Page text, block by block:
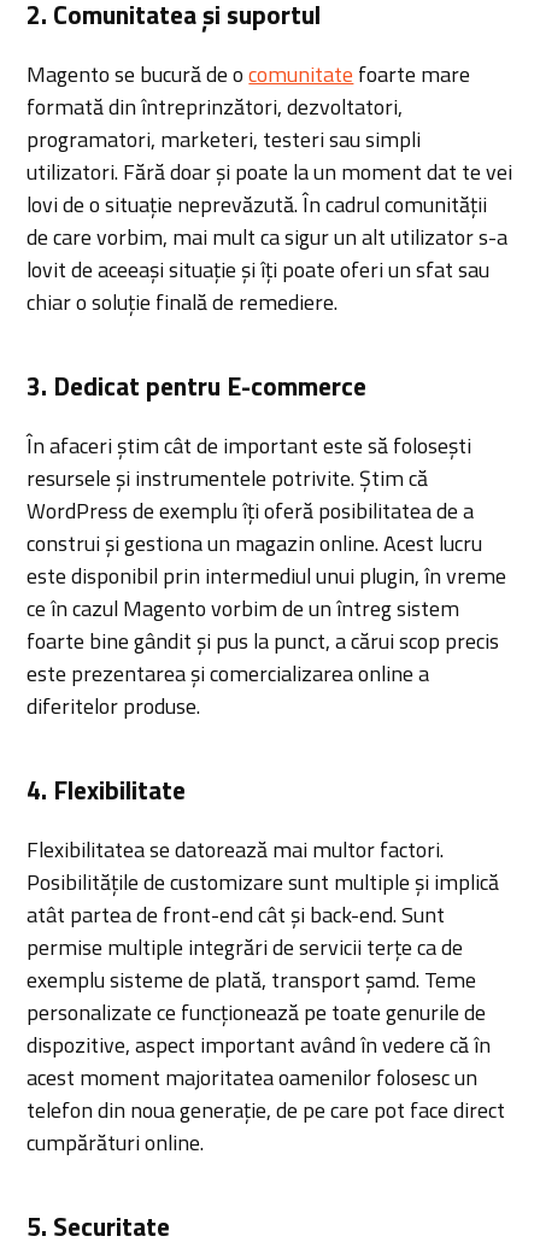
2. Comunitatea și suportul
Magento se bucură de ocomunitate foarte mare
formată din întreprinzători, dezvoltatori,
programatori, marketeri, testeri sau simpli
utilizatori. Fără doar și poate la un moment dat te vei
lovi de o situație neprevăzută. În cadrul comunității
de care vorbim, mai mult ca sigur un alt utilizator s-a
lovit de aceeași situație și îți poate oferi un sfat sau
chiar o soluție finală de remediere.
3. Dedicat pentru E-commerce
În afaceri știm cât de important este să folosești
resursele și instrumentele potrivite. Știm că
WordPress de exemplu îți oferă posibilitatea de a
construi și gestiona un magazin online. Acest lucru
este disponibil prin intermediul unui plugin, în vreme
ce în cazul Magento vorbim de un întreg sistem
foarte bine gândit și pus la punct, a cărui scop precis
este prezentarea și comercializarea online a
diferitelor produse.
4. Flexibilitate
Flexibilitatea se datorează mai multor factori.
Posibilitățile de customizare sunt multiple și implică
atât partea de front-end cât și back-end. Sunt
permise multiple integrări de servicii terțe ca de
exemplu sisteme de plată, transport șamd. Teme
personalizate ce funcționează pe toate genurile de
dispozitive, aspect important având în vedere că în
acest moment majoritatea oamenilor folosesc un
telefon din noua generație, de pe care pot face direct
cumpărături online.
5. Securitate